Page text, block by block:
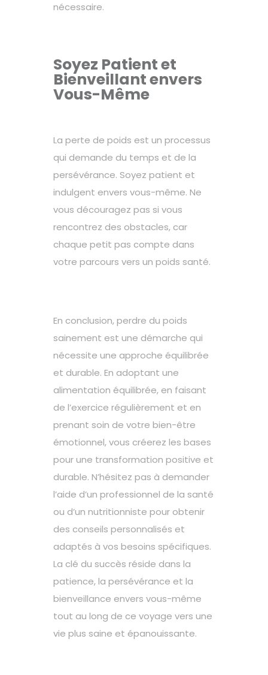
nécessaire.
Soyez Patient et
Bienveillant envers
Vous-Même
La perte de poids est un processus
qui demande du temps et de la
persévérance. Soyez patient et
indulgent envers vous-même. Ne
vous découragez pas si vous
rencontrez des obstacles, car
chaque petit pas compte dans
votre parcours vers un poids santé.
En conclusion,perdre du poids
sainement est une démarche qui
nécessite une approche équilibrée
et durable. En adoptant une
alimentation équilibrée, en faisant
de l’exercice régulièrement et en
prenant soin de votre bien-être
émotionnel, vous créerez les bases
pour une transformation positive et
durable. N’hésitez pas à demander
l’aide d’un professionnel de la santé
ou d’un nutritionniste pour obtenir
des conseils personnalisés et
adaptés à vos besoins spécifiques.
La clé du succès réside dans la
patience, la persévérance et la
bienveillance envers vous-même
tout au long de ce voyage vers une
vie plus saine et épanouissante.